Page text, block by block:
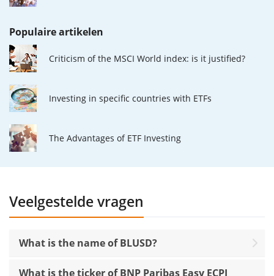
Populaire artikelen
Criticism of the MSCI World index: is it justified?
Investing in specific countries with ETFs
The Advantages of ETF Investing
Veelgestelde vragen
What is the name of BLUSD?
What is the ticker of BNP Paribas Easy ECPI